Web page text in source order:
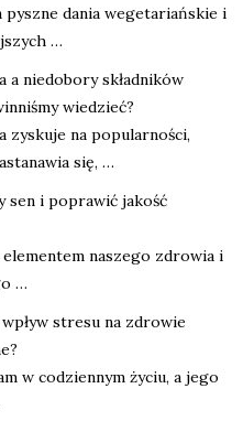
dania wegetariańskie i
…
a niedobory składników
wiedzieć?
zyskuje na popularności,
się, …
sen i poprawić jakość
naszego zdrowia i
…
stresu na zdrowie
w codziennym życiu, a jego